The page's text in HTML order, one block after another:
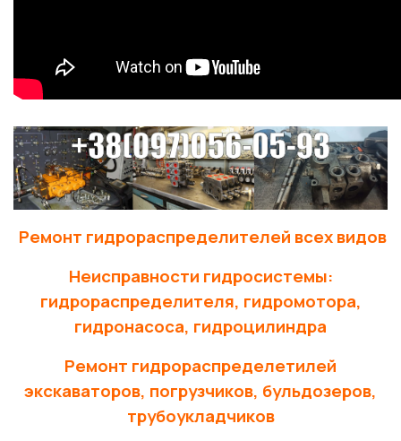
Ремонт гидрораспределителей всех видов
Неисправности гидросистемы:
гидрораспределителя, гидромотора,
гидронасоса, гидроцилиндра
Ремонт гидрораспределетилей
экскаваторов, погрузчиков, бульдозеров,
трубоукладчиков